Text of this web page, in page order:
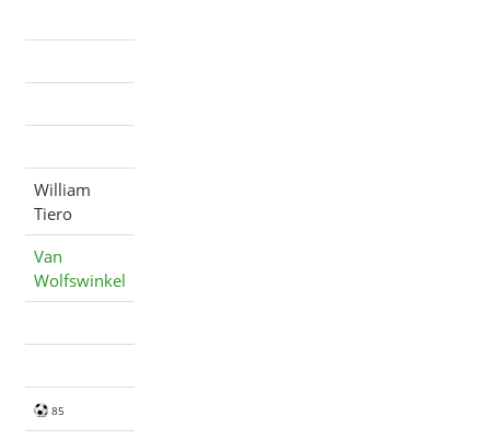
William
Tiero
Van
Wolfswinkel
85